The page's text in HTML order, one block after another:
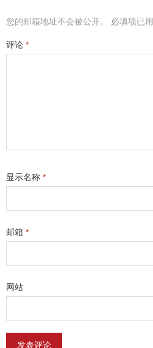
您的邮箱地址不会被公开。 必填项已用
评论 *
显示名称 *
邮箱 *
网站